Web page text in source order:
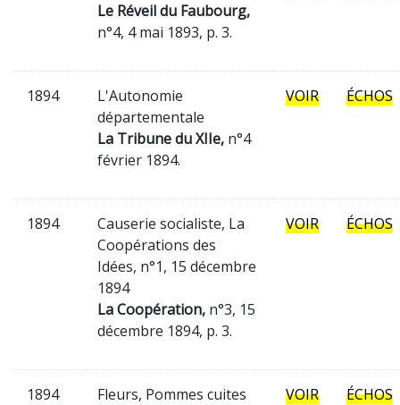
Le Réveil du Faubourg,
n°4, 4 mai 1893, p. 3.
1894
L'Autonomie
départementale
La Tribune du XIIe, n°4
février 1894.
VOIR ÉCHOS
1894
Causerie socialiste, La
Coopérations des
Idées, n°1, 15 décembre
1894
La Coopération, n°3, 15
décembre 1894, p. 3.
VOIR ÉCHOS
1894
Fleurs, Pommes cuites
VOIR ÉCHOS